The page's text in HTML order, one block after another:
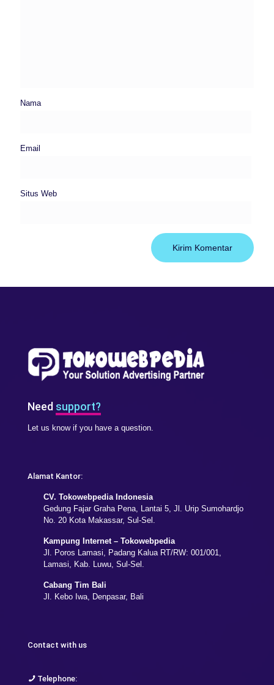
Nama
Email
Situs Web
Need support?
Let us know if you have a question.
Alamat Kantor:
CV. Tokowebpedia Indonesia
Gedung Fajar Graha Pena, Lantai 5, Jl. Urip Sumohardjo
No. 20 Kota Makassar, Sul-Sel.
Kampung Internet – Tokowebpedia
Jl. Poros Lamasi, Padang Kalua RT/RW: 001/001,
Lamasi, Kab. Luwu, Sul-Sel.
Cabang Tim Bali
Jl. Kebo Iwa, Denpasar, Bali
Contact with us
Telephone: